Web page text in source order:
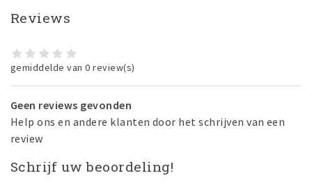
Reviews
gemiddelde van 0 review(s)
Geen reviews gevonden
Help ons en andere klanten door het schrijven van een
review
Schrijf uw beoordeling!